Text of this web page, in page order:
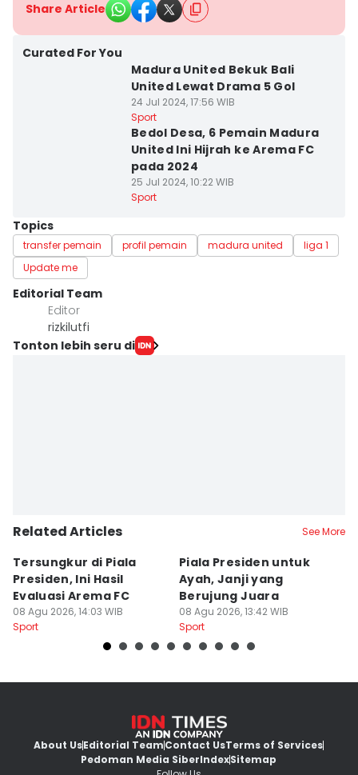
Share Article
Curated For You
Madura United Bekuk Bali
United Lewat Drama 5 Gol
24 Jul 2024, 17:56 WIB
Sport
Bedol Desa, 6 Pemain Madura
United Ini Hijrah ke Arema FC
pada 2024
25 Jul 2024, 10:22 WIB
Sport
Topics
transfer pemain profil pemain madura united
liga 1
Update me
Editorial Team
Editor
rizkilutfi
Tonton lebih seru di
Related Articles See More
Tersungkur di Piala
Presiden, Ini Hasil
Evaluasi Arema FC
08 Agu 2026, 14:03 WIB
Sport
Piala Presiden untuk
Ayah, Janji yang
Berujung Juara
08 Agu 2026, 13:42 WIB
Sport
About UsEditorial TeamContact UsTerms of Services
Pedoman Media SiberIndexSitemap